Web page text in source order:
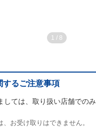
1 / 8
するご注意事項
しては、取り扱い店舗での
、お受け取りはできません。